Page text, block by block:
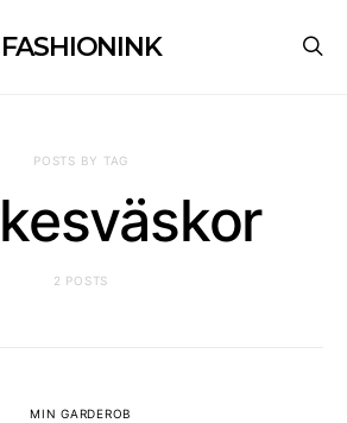
FASHIONINK
POSTS BY TAG
2 POSTS
MIN GARDEROB